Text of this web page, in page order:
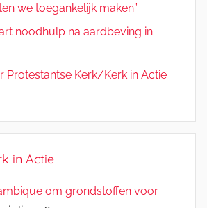
we toegankelijk maken”
noodhulp na aardbeving in
Protestantse Kerk/Kerk in Actie
in Actie
om grondstoffen voor